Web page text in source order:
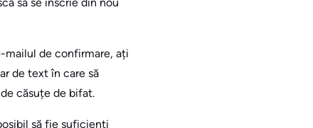
mailul de confirmare, ați
de text în care să
căsuțe de bifat.
să fie suficienți